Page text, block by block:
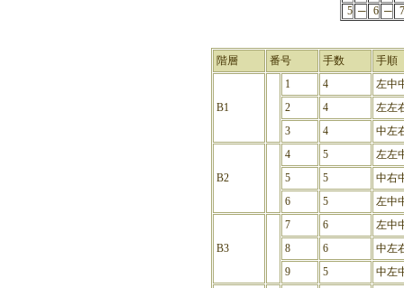
5 ─ 6 ─ 7
階層 番号 手数 手順
B1
1 4
左中
2
4
左左
3
4 中左
B2
4 5
左左
5
5
中右
6
5 左中
B3
7 6
左中
8
6
中左
9
5
中左